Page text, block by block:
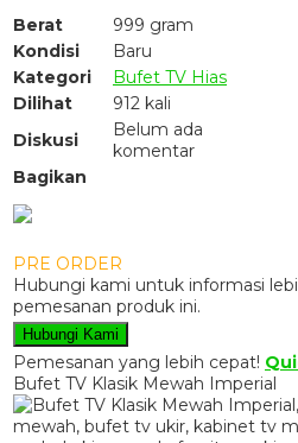
Berat
999 gram
Kondisi
Baru
Kategori
Bufet TV Hias
Dilihat
912 kali
Diskusi
Belum ada
komentar
Bagikan
PRE ORDER
Hubungi kami untuk informasi
pemesanan produk ini.
Hubungi Kami
Pemesanan yang lebih cepat!
Bufet TV Klasik Mewah Imperial